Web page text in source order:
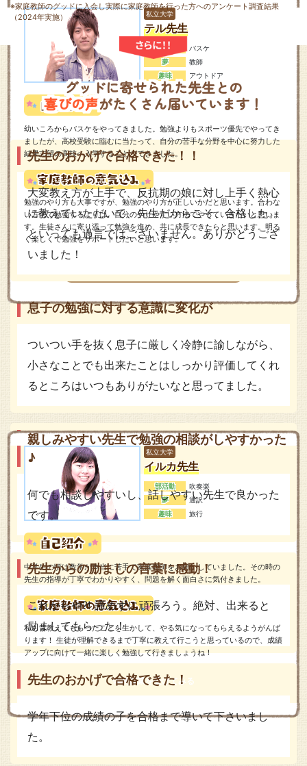
私立大学
テル先生
部活動
バスケ
夢
教師
趣味
アウトドア
幼いころからバスケをやってきました。勉強よりもスポーツ優先でやってき
ましたが、高校受験に臨むに当たって、自分の苦手な分野を中心に努力した
結果志望の高校へ入学することができました。
勉強のやり方も大事ですが、勉強のやり方が正しいかだと思います。合わな
い方法で勉強するよりは、自分のやりやすい方法でやっていきたいと思いま
す。生徒さんに寄り添って勉強を進め、共に成長できたらと思います。明る
く楽しくで勉強をサポートしたいと思います。
私立大学
イルカ先生
部活動
吹奏楽
夢
通訳
趣味
旅行
中学生の頃は数学が本当に苦手で家庭教師をお願いしていました。その時の
先生の指導が丁寧でわかりやすく、問題を解く面白さに気付きました。
私も昔教えてもらったことを生かして、やる気になってもらえるようがんば
ります！ 生徒が理解できるまで丁寧に教えて行こうと思っているので、成績
アップに向けて一緒に楽しく勉強して行きましょうね！
体験授業を受けてみる
※家庭教師のグッドに入会し実際に家庭教師を行った方へのアンケート調査結果
（2024年実施）
グッドに寄せられた先生との
喜びの声がたくさん届いています！
先生のおかげで合格できた！！
大変教え方が上手で、反抗期の娘に対し上手く熱心
に教えていただいて、先生だからこそ、合格した。
といっても過言ではございません。ありがとうござ
いました！
息子の勉強に対する意識に変化が
ついつい手を抜く息子に厳しく冷静に諭しながら、
小さなことでも出来たことはしっかり評価してくれ
るところはいつもありがたいなと思ってました。
親しみやすい先生で勉強の相談がしやすかった
♪
何でも相談しやすいし、話しやすい先生で良かった
です。
先生からの励ましの言葉に感動！
これからや⁈ 諦めずに頑張ろう。絶対、出来ると
励ましてもらった！
先生のおかげで合格できた！
学年下位の成績の子を合格まで導いて下さいまし
た。